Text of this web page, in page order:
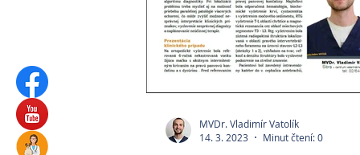
MVDr. Vladimír Vatolík
14. 3. 2023
Minut čtení: 0